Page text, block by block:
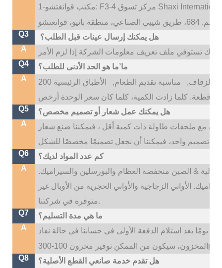
Q3
هل يمكنك إرسال عينات قبل الطلب؟
A
Q4
ما’ما هو الحد الأدنى للطلب؟
A
الزفاف, مناسبة تقديم الطعام, الأطباق الرئيسية 200
Q5
هل يمكنك عمل شعار أو تصميم مخصص؟
A
إذا كانت اللوحات الرئيسية أكثر من 500 قطعة مع ملحقات طاولة ذات كمية أقل ، فيمكننا صنع شعار
Q6
كم عدد المواد لديك؟
A
عالية & الصين منخفضة العظام والبورسلين والسيراميك.
الأواني الزجاجية والأواني الحجرية من الأوبال غير
متوفرة في شركتنا.
Q7
ما هي مدة التسليم؟
A
عادةً ما يكون وقت التسليم لدينا هو 35 ~ 45 يومًا بعد استلام الدفعة الأولى في حسابنا في حالة نفاد
Q8